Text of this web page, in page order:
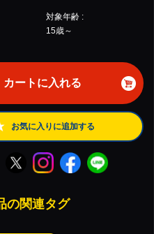
対象年齢 :
15歳～
カートに入れる
お気に入りに追加する
の関連タグ